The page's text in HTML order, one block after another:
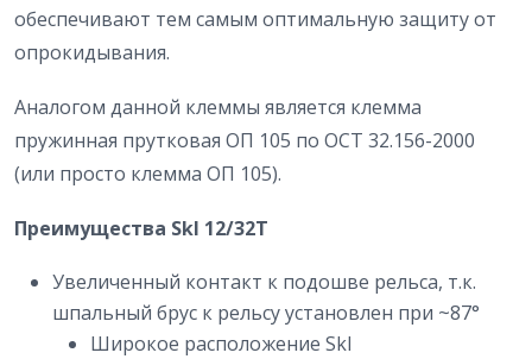
обеспечивают тем самым оптимальную защиту от
опрокидывания.
Аналогом данной клеммы является клемма
пружинная прутковая ОП 105 по ОСТ 32.156-2000
(или просто клемма ОП 105).
Преимущества Skl 12/32T
Увеличенный контакт к подошве рельса, т.к.
шпальный брус к рельсу установлен при ~87°
Широкое расположение Skl